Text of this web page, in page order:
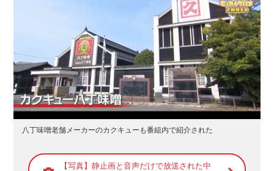
八丁味噌老舗メーカーのカクキューも番組内で紹介された
【写真】静止画と音声だけで放送された中